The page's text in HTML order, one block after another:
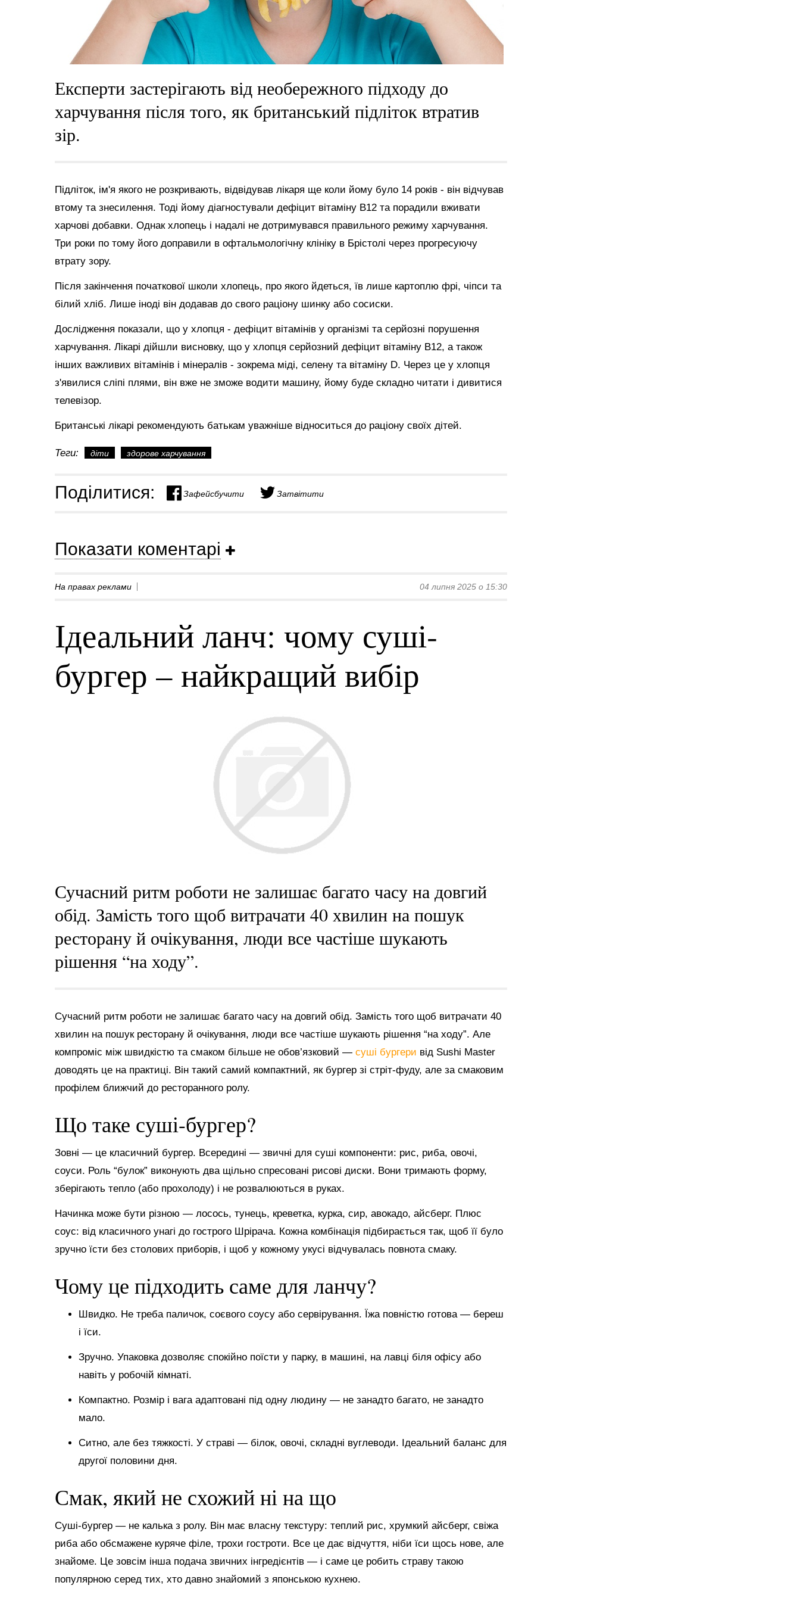
Експерти застерігають від необережного підходу до
харчування після того, як британський підліток втратив
зір.
Підліток, ім'я якого не розкривають, відвідував лікаря ще коли йому було 14 років - він відчував
втому та знесилення. Тоді йому діагностували дефіцит вітаміну B12 та порадили вживати
харчові добавки. Однак хлопець і надалі не дотримувався правильного режиму харчування.
Три роки по тому його доправили в офтальмологічну клініку в Брістолі через прогресуючу
втрату зору.
Після закінчення початкової школи хлопець, про якого йдеться, їв лише картоплю фрі, чіпси та
білий хліб. Лише іноді він додавав до свого раціону шинку або сосиски.
Дослідження показали, що у хлопця - дефіцит вітамінів у організмі та серйозні порушення
харчування. Лікарі дійшли висновку, що у хлопця серйозний дефіцит вітаміну B12, а також
інших важливих вітамінів і мінералів - зокрема міді, селену та вітаміну D. Через це у хлопця
з'явилися сліпі плями, він вже не зможе водити машину, йому буде складно читати і дивитися
телевізор.
Британські лікарі рекомендують батькам уважніше відноситься до раціону своїх дітей.
Теги: діти здорове харчування
Поділитися: Зафейсбучити Затвітити
Показати коментарі
На правах реклами 04 липня 2025 о 15:30
Ідеальний ланч: чому суші-
бургер – найкращий вибір
Сучасний ритм роботи не залишає багато часу на довгий
обід. Замість того щоб витрачати 40 хвилин на пошук
ресторану й очікування, люди все частіше шукають
рішення “на ходу”.
Сучасний ритм роботи не залишає багато часу на довгий обід. Замість того щоб витрачати 40
хвилин на пошук ресторану й очікування, люди все частіше шукають рішення “на ходу”. Але
компроміс між швидкістю та смаком більше не обов’язковий — суші бургери від Sushi Master
доводять це на практиці. Він такий самий компактний, як бургер зі стріт-фуду, але за смаковим
профілем ближчий до ресторанного ролу.
Що таке суші-бургер?
Зовні — це класичний бургер. Всередині — звичні для суші компоненти: рис, риба, овочі,
соуси. Роль “булок” виконують два щільно спресовані рисові диски. Вони тримають форму,
зберігають тепло (або прохолоду) і не розвалюються в руках.
Начинка може бути різною — лосось, тунець, креветка, курка, сир, авокадо, айсберг. Плюс
соус: від класичного унагі до гострого Шрірача. Кожна комбінація підбирається так, щоб її було
зручно їсти без столових приборів, і щоб у кожному укусі відчувалась повнота смаку.
Чому це підходить саме для ланчу?
Швидко. Не треба паличок, соєвого соусу або сервірування. Їжа повністю готова — береш
і їси.
Зручно. Упаковка дозволяє спокійно поїсти у парку, в машині, на лавці біля офісу або
навіть у робочій кімнаті.
Компактно. Розмір і вага адаптовані під одну людину — не занадто багато, не занадто
мало.
Ситно, але без тяжкості. У страві — білок, овочі, складні вуглеводи. Ідеальний баланс для
другої половини дня.
Смак, який не схожий ні на що
Суші-бургер — не калька з ролу. Він має власну текстуру: теплий рис, хрумкий айсберг, свіжа
риба або обсмажене куряче філе, трохи гостроти. Все це дає відчуття, ніби їси щось нове, але
знайоме. Це зовсім інша подача звичних інгредієнтів — і саме це робить страву такою
популярною серед тих, хто давно знайомий з японською кухнею.